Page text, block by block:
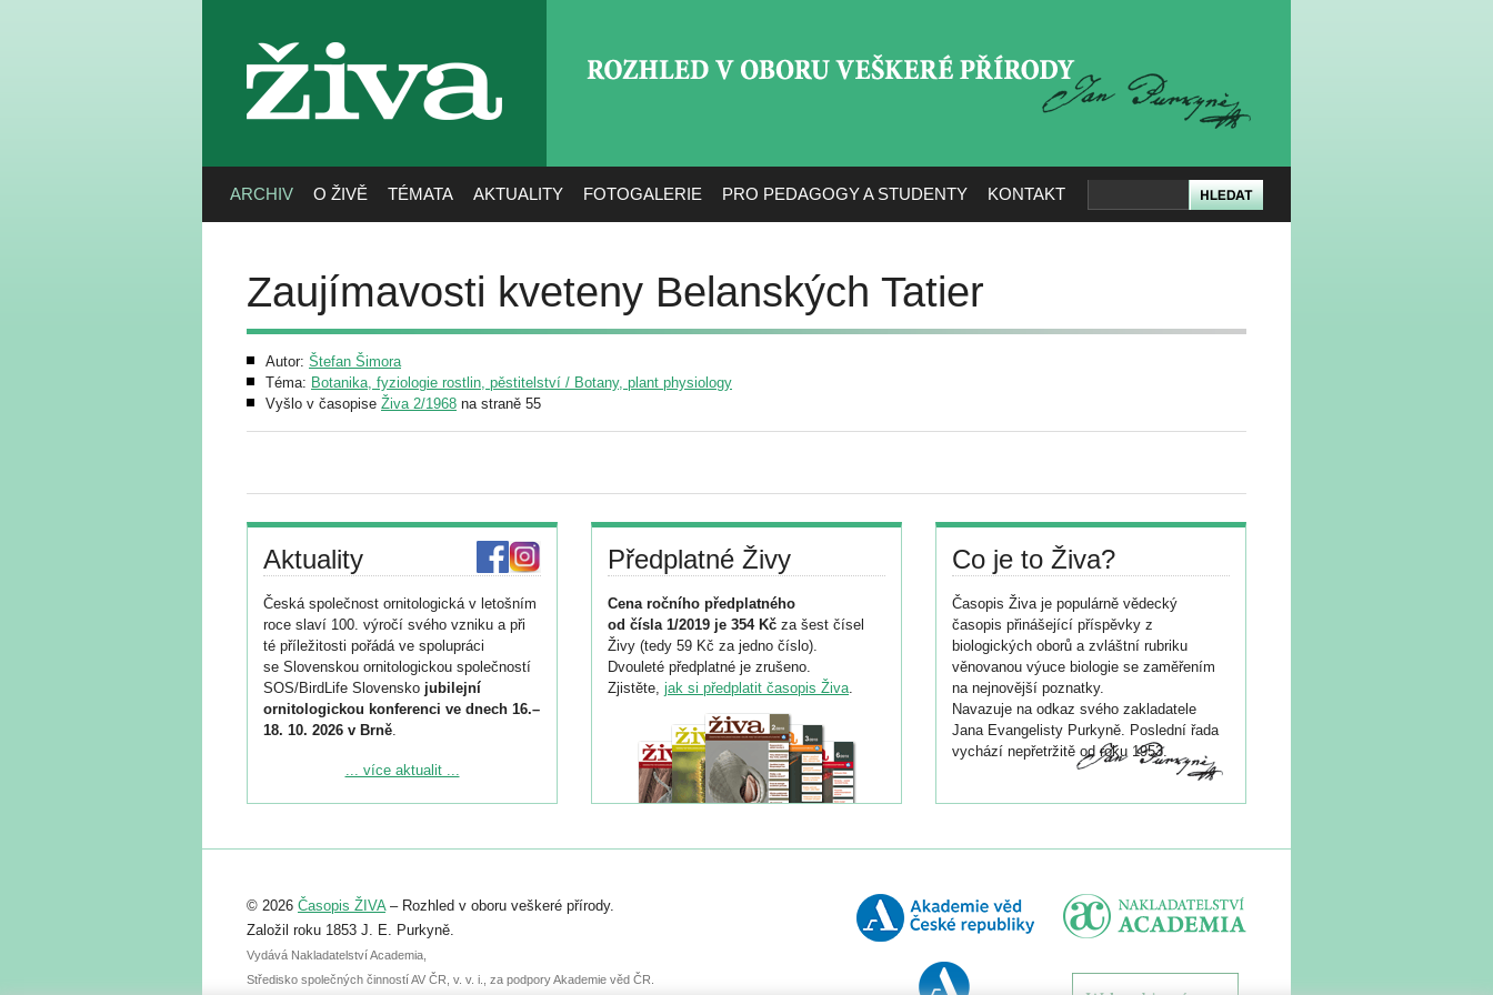
živa
ARCHIV O ŽIVĚ TÉMATA AKTUALITY FOTOGALERIE PRO PEDAGOGY A STUDENTY KONTAKT
Zaujímavosti kveteny Belanských Tatier
Autor: Štefan Šimora
Téma: Botanika, fyziologie rostlin, pěstitelství / Botany, plant physiology
Vyšlo v časopise Živa 2/1968 na straně 55
Aktuality
Česká společnost ornitologická v letošním
roce slaví 100. výročí svého vzniku a při
té příležitosti pořádá ve spolupráci
se Slovenskou ornitologickou společností
SOS/BirdLife Slovensko jubilejní
ornitologickou konferenci ve dnech 16.–
18. 10. 2026 v Brně.
Podrobnější informace ke konferenci
Registrovat se můžete do 6. září.
abstraktu přihlášené přednášky nebo
posteru je už 30. června.
... více aktualit ...
Předplatné Živy
Cena ročního předplatného
od čísla 1/2019 je 354 Kč za šest čísel
Živy (tedy 59 Kč za jedno číslo).
Dvouleté předplatné je zrušeno.
Zjistěte, jak si předplatit časopis Živa.
Co je to Živa?
Časopis Živa je populárně vědecký
časopis přinášející příspěvky z
biologických oborů a zvláštní rubriku
věnovanou výuce biologie se zaměřením
na nejnovější poznatky.
Navazuje na odkaz svého zakladatele
Jana Evangelisty Purkyně. Poslední řada
vychází nepřetržitě od roku 1953.
© 2026 Časopis ŽIVA– Rozhled v oboru veškeré přírody.
Založil roku 1853 J. E. Purkyně.
Vydává Nakladatelství Academia,
Středisko společných činností AV ČR, v. v. i., za podpory Akademie věd ČR.